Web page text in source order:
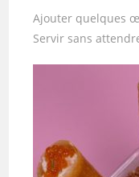
Ajouter quelques
Servir sans